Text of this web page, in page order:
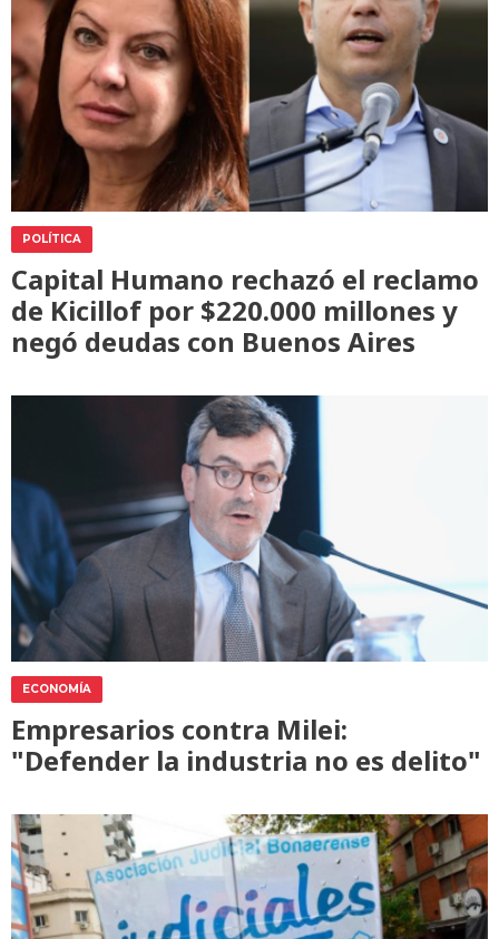
POLÍTICA
Capital Humano rechazó el reclamo
de Kicillof por $220.000 millones y
negó deudas con Buenos Aires
ECONOMÍA
Empresarios contra Milei:
"Defender la industria no es delito"